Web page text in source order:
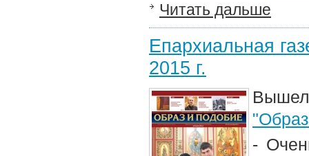
Читать дальше
Епархиальная
2015 г.
Вышел
-